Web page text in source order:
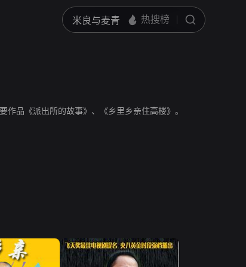
作品《派出所的故事》、《乡里乡亲住高楼》。